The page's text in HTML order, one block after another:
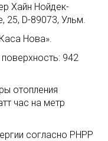
Хайн Нойдек-
D-89073, Ульм.
Нова».
942
отопления
час на метр
согласно PHPP